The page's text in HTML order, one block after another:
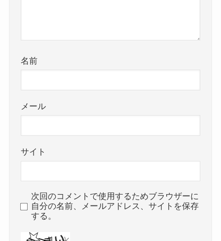
名前
メール
サイト
次回のコメントで使用するためブラウザーに
自分の名前、メールアドレス、サイトを保存
する。